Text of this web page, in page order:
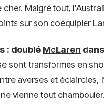
cher. Malgré tout,
sur son coéquipier
: doublé McLaren
sont transformés en
averses et éclaircies,
vienne tout chambouler.